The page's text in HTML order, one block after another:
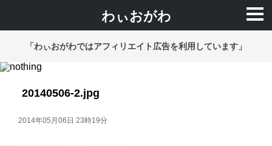
わぃおがわ
「わぃおがわではアフィリエイト広告を利用しています」
20140506-2.jpg
2014年05月06日 23時19分